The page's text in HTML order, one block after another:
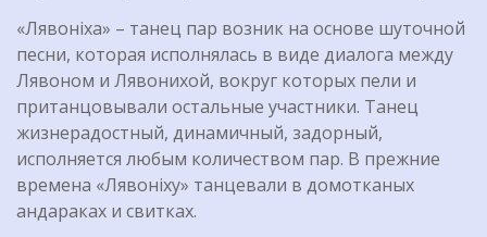
«Лявонiха» – танец пар возник на основе шуточной
песни, которая исполнялась в виде диалога между
Лявоном и Лявонихой, вокруг которых пели и
пританцовывали остальные участники. Танец
жизнерадостный, динамичный, задорный,
исполняется любым количеством пар. В прежние
времена «Лявонiху» танцевали в домотканых
андараках и свитках.